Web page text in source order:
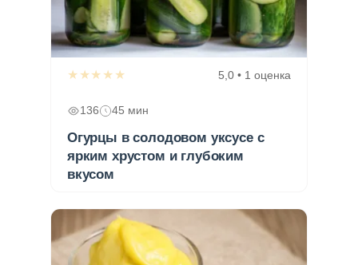
★★★★★ 5,0 • 1 оценка
136 45 мин
Огурцы в солодовом уксусе с
ярким хрустом и глубоким
вкусом